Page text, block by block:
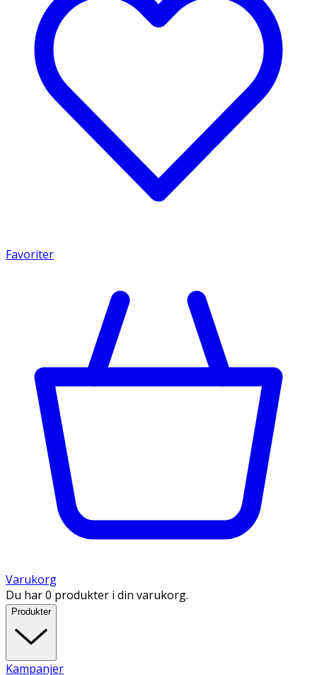
Favoriter
Varukorg
Du har 0 produkter i din varukorg.
Produkter
Kampanjer